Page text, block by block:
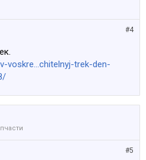
#4
voskre...chitelnyj-trek-den-
#5